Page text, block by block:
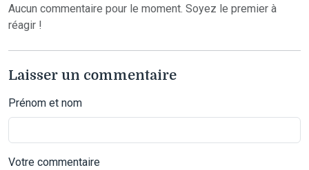
Aucun commentaire pour le moment. Soyez le premier à
réagir !
Laisser un commentaire
Prénom et nom
Votre commentaire